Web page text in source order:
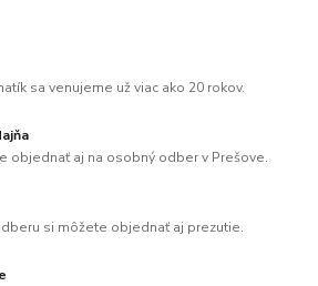
sa venujeme už viac ako 20 rokov.
objednať aj na osobný odber v Prešove.
si môžete objednať aj prezutie.